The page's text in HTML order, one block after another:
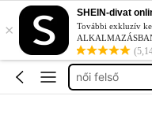
×
SHEIN-divat
További exkluzív
top
festival outfits
női felső
party top